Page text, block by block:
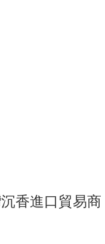
香進口貿易商